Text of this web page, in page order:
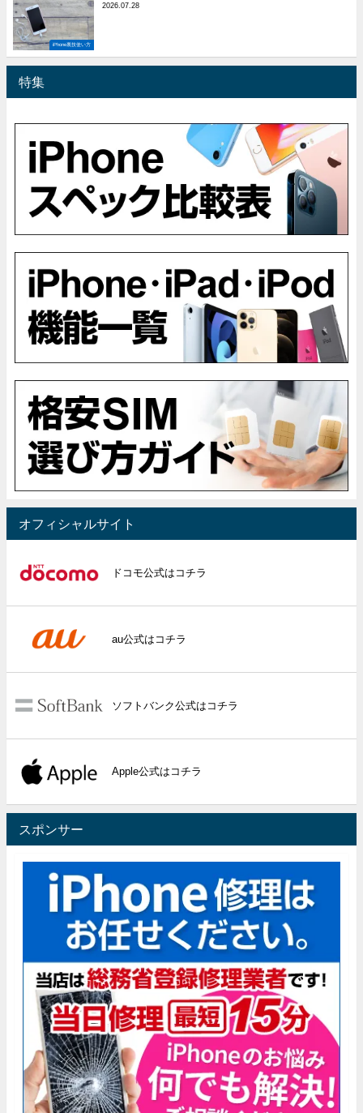
iPhone裏技使い方
2026.07.28
特集
オフィシャルサイト
ドコモ公式はコチラ
au公式はコチラ
ソフトバンク公式はコチラ
Apple公式はコチラ
スポンサー